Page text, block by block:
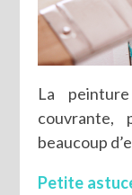
La
couvrante,
beaucoup
Petite